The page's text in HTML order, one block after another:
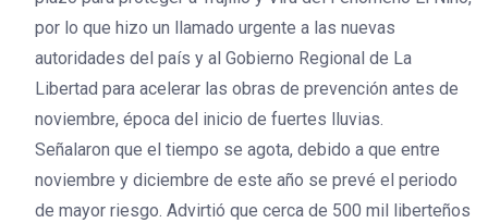
por lo que hizo un llamado urgente a las nuevas
autoridades del país y al Gobierno Regional de La
Libertad para acelerar las obras de prevención antes de
noviembre, época del inicio de fuertes lluvias.
Señalaron que el tiempo se agota, debido a que entre
noviembre y diciembre de este año se prevé el periodo
de mayor riesgo. Advirtió que cerca de 500 mil liberteños